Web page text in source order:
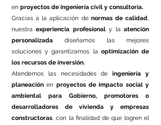
en proyectos de ingeniería civil y consultoría.
Gracias a la aplicación de normas de calidad,
nuestraexperiencia profesionaly laatención
personalizada diseñamos las mejores
soluciones y garantizamos la optimización de
los recursos de inversión.
Atendemos las necesidades deingeniería y
planeación en proyectos de impacto social y
ambiental
para Gobierno, promotores o
desarrolladores de vivienda y empresas
constructoras, con la finalidad de que logren el